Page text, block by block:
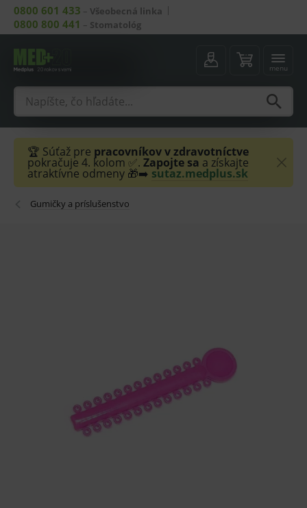
0800 601 433 – Všeobecná linka
0800 800 441 – Stomatológ
menu
🏆 Súťaž pre pracovníkov v zdravotníctve
pokračuje 4. kolom ✅. Zapojte sa a získajte
atraktívne odmeny 🎁➡️ sutaz.medplus.sk
Gumičky a príslušenstvo